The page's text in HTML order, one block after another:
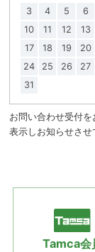
3
4 5 6
10
11 12 13
17
18 19 20
24
25 26 27
31
お問い合わせ受付
表示しお知らせさせ
Tamca会